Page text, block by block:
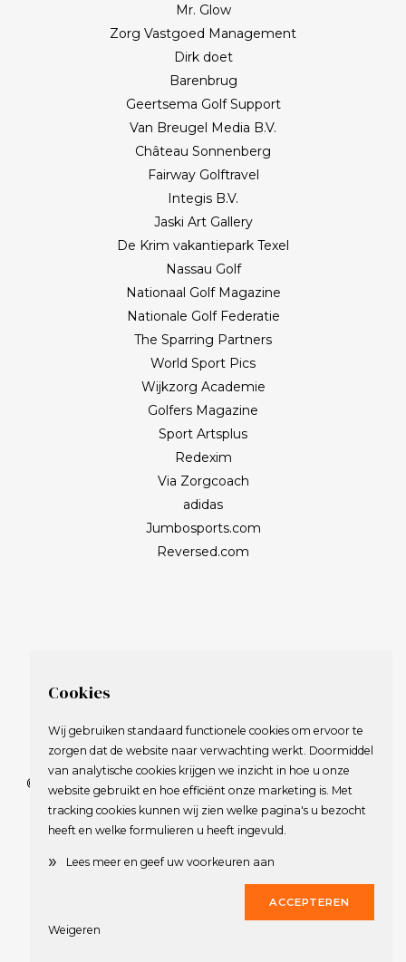
Mr. Glow
Zorg Vastgoed Management
Dirk doet
Barenbrug
Geertsema Golf Support
Van Breugel Media B.V.
Château Sonnenberg
Fairway Golftravel
Integis B.V.
Jaski Art Gallery
De Krim vakantiepark Texel
Nassau Golf
Nationaal Golf Magazine
Nationale Golf Federatie
The Sparring Partners
World Sport Pics
Wijkzorg Academie
Golfers Magazine
Sport Artsplus
Redexim
Via Zorgcoach
adidas
Jumbosports.com
Reversed.com
© 2009-2023 Nederlandse Vereniging van Golfspelende
Journalisten.
Alle rechten voorbehouden.
Privacy Statement
Deze website werd gerealiseerd doorDirk
Cookies
Wij gebruiken standaard functionele cookies om ervoor te
zorgen dat de website naar verwachting werkt. Doormiddel
van analytische cookies krijgen we inzicht in hoe u onze
website gebruikt en hoe efficiënt onze marketing is. Met
tracking cookies kunnen wij zien welke pagina's u bezocht
heeft en welke formulieren u heeft ingevuld.
» Lees meer en geef uw voorkeuren aan
ACCEPTEREN
Weigeren